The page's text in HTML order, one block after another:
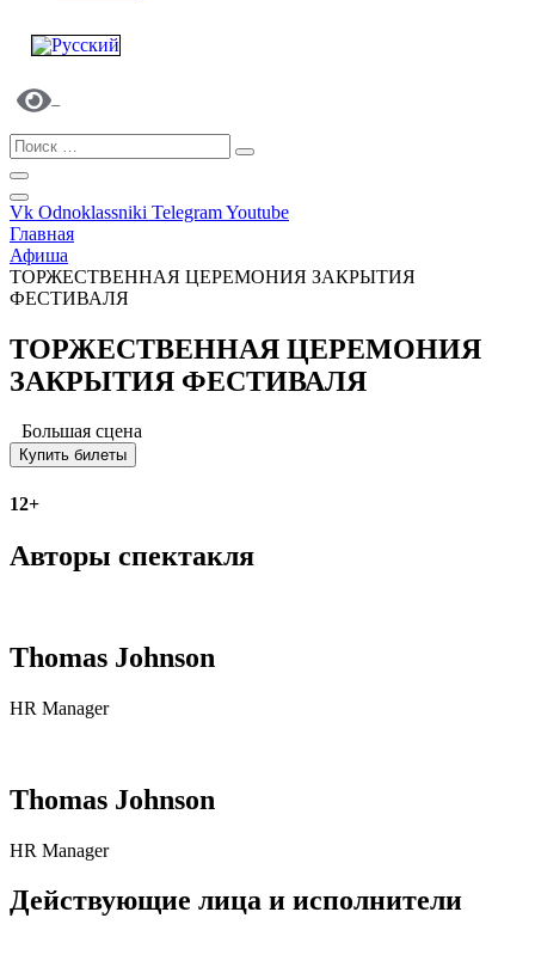
Vk Odnoklassniki TelegramYoutube
Главная
Афиша
ТОРЖЕСТВЕННАЯ ЦЕРЕМОНИЯ ЗАКРЫТИЯ
ФЕСТИВАЛЯ
ТОРЖЕСТВЕННАЯ ЦЕРЕМОНИЯ
ЗАКРЫТИЯ ФЕСТИВАЛЯ
Большая сцена
Купить билеты
12+
Авторы спектакля
Thomas Johnson
HR Manager
Thomas Johnson
HR Manager
Действующие лица и исполнители